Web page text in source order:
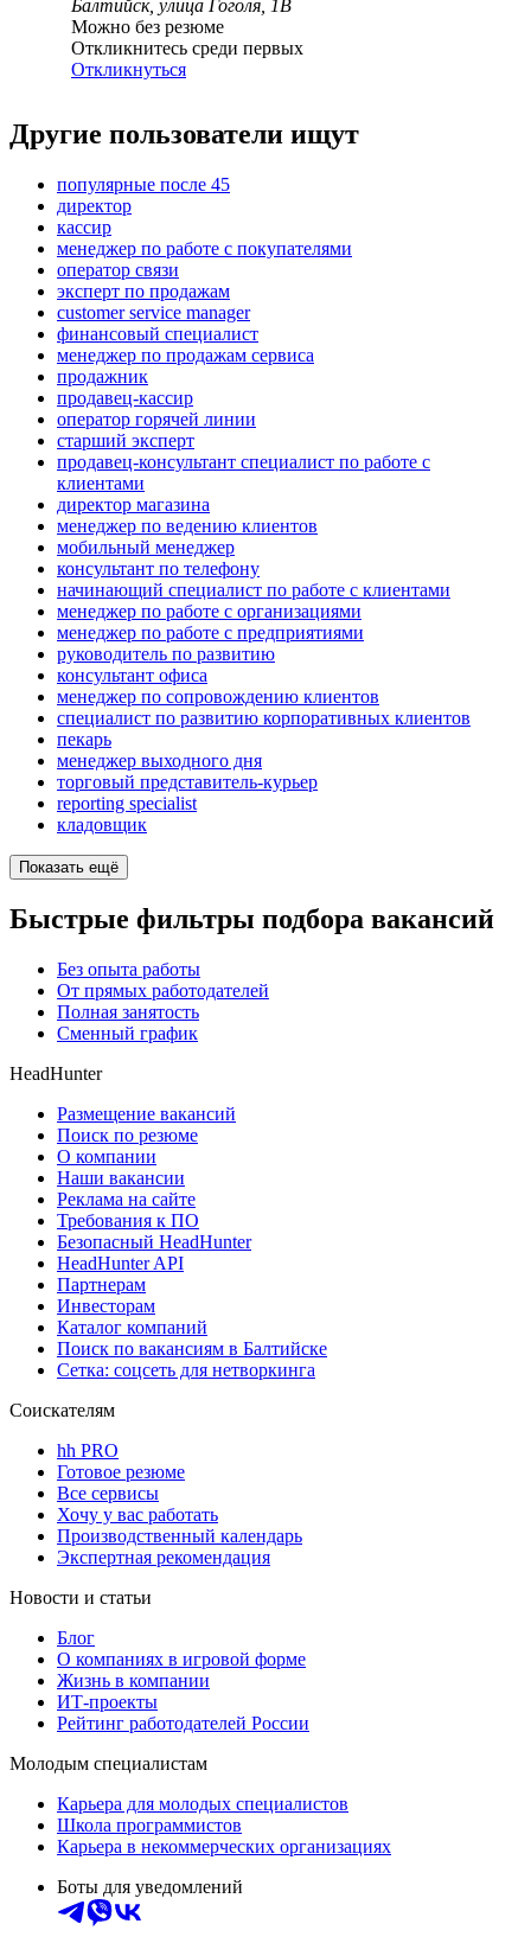
Балтийск, улица Гоголя, 1В
Можно без резюме
Откликнитесь среди первых
Откликнуться
Другие пользователи ищут
популярные после 45
директор
кассир
менеджер по работе с покупателями
оператор связи
эксперт по продажам
customer service manager
финансовый специалист
менеджер по продажам сервиса
продажник
продавец-кассир
оператор горячей линии
старший эксперт
продавец-консультант специалист по работе с
клиентами
директор магазина
менеджер по ведению клиентов
мобильный менеджер
консультант по телефону
начинающий специалист по работе с клиентами
менеджер по работе с организациями
менеджер по работе с предприятиями
руководитель по развитию
консультант офиса
менеджер по сопровождению клиентов
специалист по развитию корпоративных клиентов
пекарь
менеджер выходного дня
торговый представитель-курьер
reporting specialist
кладовщик
Показать ещё
Быстрые фильтры подбора вакансий
Без опыта работы
От прямых работодателей
Полная занятость
Сменный график
HeadHunter
Размещение вакансий
Поиск по резюме
О компании
Наши вакансии
Реклама на сайте
Требования к ПО
Безопасный HeadHunter
HeadHunter API
Партнерам
Инвесторам
Каталог компаний
Поиск по вакансиям в Балтийске
Сетка: соцсеть для нетворкинга
Соискателям
hh PRO
Готовое резюме
Все сервисы
Хочу у вас работать
Производственный календарь
Экспертная рекомендация
Новости и статьи
Блог
О компаниях в игровой форме
Жизнь в компании
ИТ-проекты
Рейтинг работодателей России
Молодым специалистам
Карьера для молодых специалистов
Школа программистов
Карьера в некоммерческих организациях
Боты для уведомлений